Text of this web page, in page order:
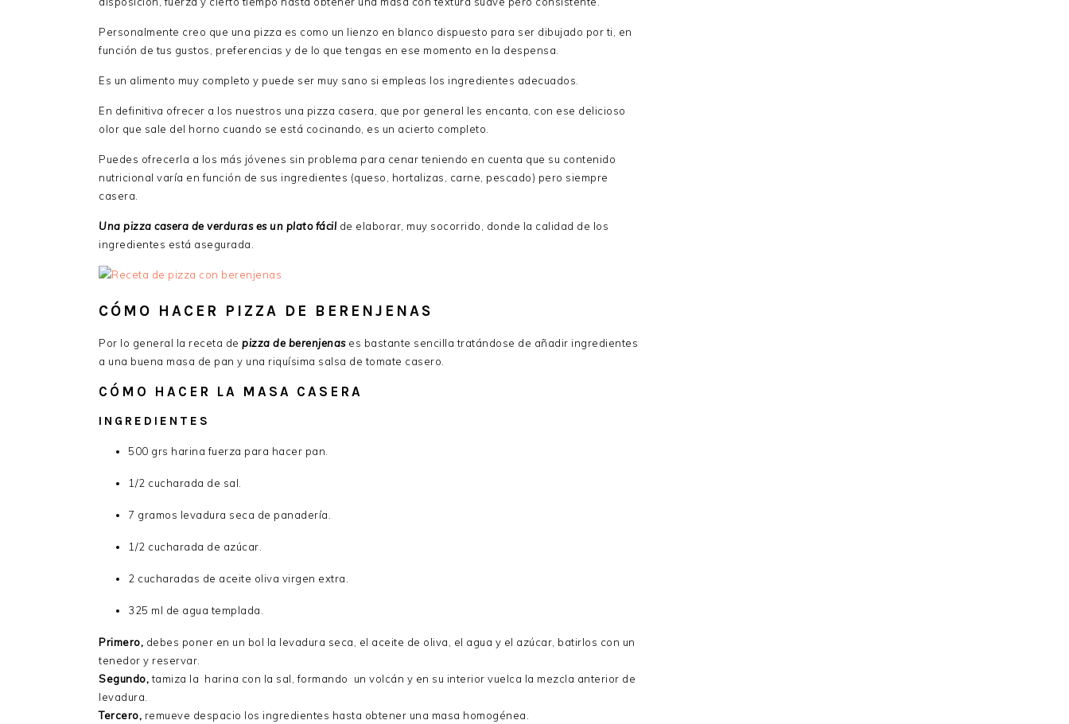
Personalmente creo que una pizza es como un lienzo en blanco dispuesto para ser dibujado por ti, en
función de tus gustos, preferencias y de lo que tengas en ese momento en la despensa.
Es un alimento muy completo y puede ser muy sano si empleas los ingredientes adecuados.
En definitiva ofrecer a los nuestros una pizza casera, que por general les encanta, con ese delicioso
olor que sale del horno cuando se está cocinando, es un acierto completo.
Puedes ofrecerla a los más jóvenes sin problema para cenar teniendo en cuenta que su contenido
nutricional varía en función de sus ingredientes (queso, hortalizas, carne, pescado) pero siempre
casera.
Una pizza casera de verduras es un plato fácil de elaborar, muy socorrido, donde la calidad de los
ingredientes está asegurada.
CÓMO HACER PIZZA DE BERENJENAS
Por lo general la receta de pizza de berenjenases bastante sencilla tratándose de añadir ingredientes
a una buena masa de pan y una riquísima salsa de tomate casero.
CÓMO HACER LA MASA CASERA
INGREDIENTES
500 grs harina fuerza para hacer pan.
1/2 cucharada de sal.
7 gramos levadura seca de panadería.
1/2 cucharada de azúcar.
2 cucharadas de aceite oliva virgen extra.
325 ml de agua templada.
Primero, debes poner en un bol la levadura seca, el aceite de oliva, el agua y el azúcar, batirlos con un
tenedor y reservar.
Segundo,tamiza la harina con la sal, formando un volcán y en su interior vuelca la mezcla anterior de
levadura.
Tercero, remueve despacio los ingredientes hasta obtener una masa homogénea.